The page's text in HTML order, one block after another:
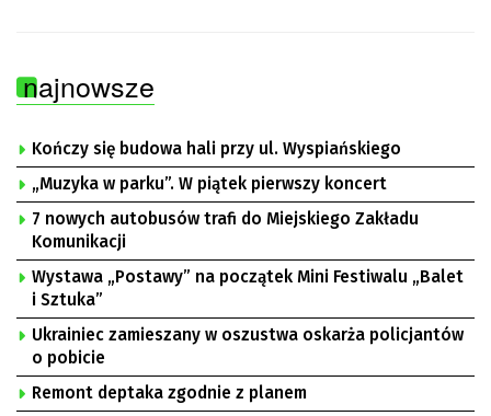
najnowsze
Kończy się budowa hali przy ul. Wyspiańskiego
„Muzyka w parku”. W piątek pierwszy koncert
7 nowych autobusów trafi do Miejskiego Zakładu
Komunikacji
Wystawa „Postawy” na początek Mini Festiwalu „Balet
i Sztuka”
Ukrainiec zamieszany w oszustwa oskarża policjantów
o pobicie
Remont deptaka zgodnie z planem